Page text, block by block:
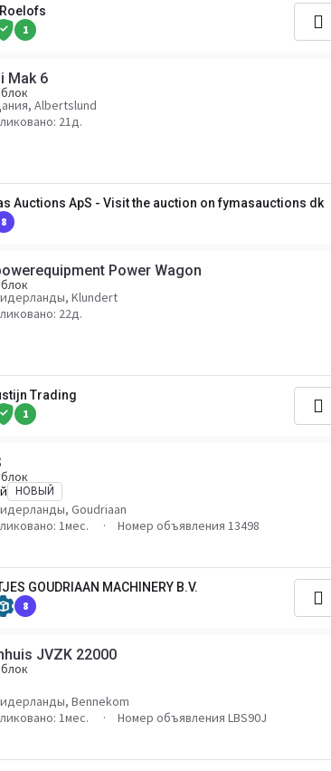
1
Mak 6
Albertslund
21д.
Auctions ApS - Visit the auction on fymasauctions dk
8
Power Wagon
Klundert
22д.
Trading
1
НОВЫЙ
Goudriaan
1мес.
Номер объявления 13498
GOUDRIAAN MACHINERY B.V.
8
JVZK 22000
Bennekom
1мес.
Номер объявления LBS90J